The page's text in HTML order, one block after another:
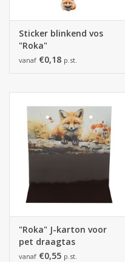
Sticker blinkend vos
"Roka"
vanaf €0,18 p.st.
"Roka" J-karton voor
pet draagtas
(CEL45314)
vanaf €0,55 p.st.